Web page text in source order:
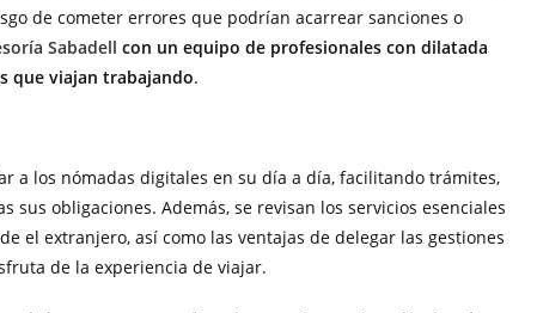
de cometer errores que podrían acarrear sanciones o
Sabadell con un equipo de profesionales con dilatada
que viajan trabajando.
a los nómadas digitales en su día a día, facilitando trámites,
obligaciones. Además, se revisan los servicios esenciales
el extranjero, así como las ventajas de delegar las gestiones
de la experiencia de viajar.